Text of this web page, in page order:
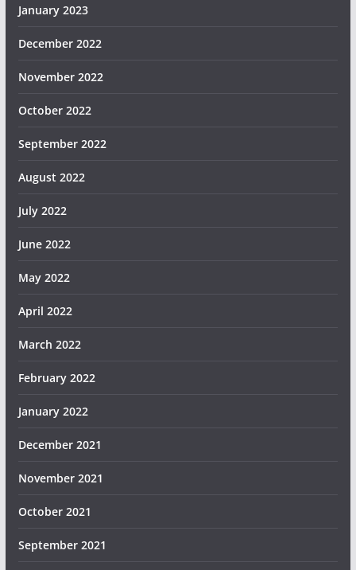
January 2023
December 2022
November 2022
October 2022
September 2022
August 2022
July 2022
June 2022
May 2022
April 2022
March 2022
February 2022
January 2022
December 2021
November 2021
October 2021
September 2021